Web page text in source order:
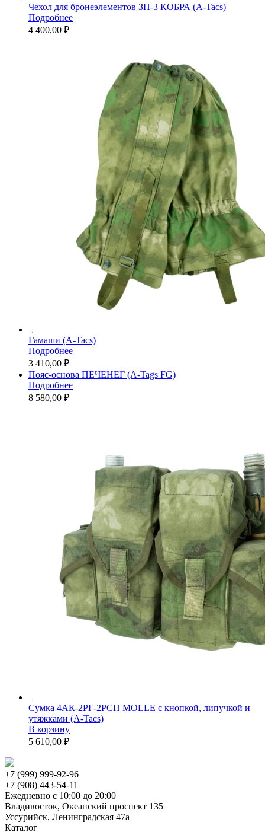
Чехол для бронеэлементов ЗП-3 КОБРА (A-Tacs)
Подробнее
4 400,00 ₽
Гамаши (A-Tacs)
Подробнее
3 410,00 ₽
Пояс-основа ПЕЧЕНЕГ (A-Tags FG)
Подробнее
8 580,00 ₽
Сумка 4АК-2РГ-2РСП MOLLE с кнопкой, липучкой и
утяжками (A-Tacs)
В корзину
5 610,00 ₽
+7 (999) 999-92-96
+7 (908) 443-54-11
Ежедневно с 10:00 до 20:00
Владивосток, Океанский проспект 135
Уссурийск, Ленинградская 47а
Каталог